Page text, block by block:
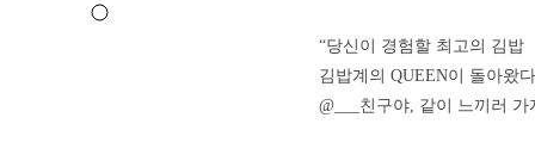
“당신이 경험할 최고의 김밥
김밥계의 QUEEN이 돌아왔
@___친구야, 같이 느끼러 가